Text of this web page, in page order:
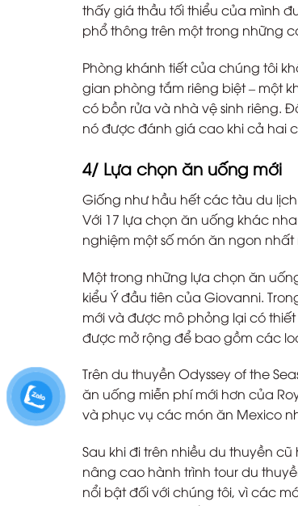
thấy giá thầu tối thiểu của mình
phổ thông trên một trong những
Phòng khánh tiết của chúng tôi
gian phòng tắm riêng biệt – một
có bồn rửa và nhà vệ sinh riêng.
nó được đánh giá cao khi cả hai
4/ Lựa chọn ăn uống mới
Giống như hầu hết các tàu du
Với 17 lựa chọn ăn uống khác
nghiệm một số món ăn ngon
Một trong những lựa chọn ăn
kiểu Ý đầu tiên của Giovanni.
mới và được mô phỏng lại có
được mở rộng để bao gồm các
Trên du thuyền Odyssey of the
ăn uống miễn phí mới hơn của
và phục vụ các món ăn Mexico
Sau khi đi trên nhiều du thuyền
nâng cao hành trình tour du
nổi bật đối với chúng tôi, vì các